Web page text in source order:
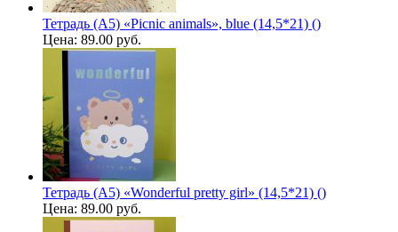
Тетрадь (A5) «Picnic animals», blue (14,5*21) ()
Цена: 89.00 руб.
Тетрадь (A5) «Wonderful pretty girl» (14,5*21) ()
Цена: 89.00 руб.